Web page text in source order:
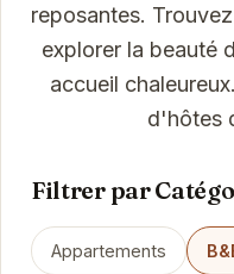
reposantes.
explorer la beauté
accueil
d'hôtes
Filtrer par
Appartements